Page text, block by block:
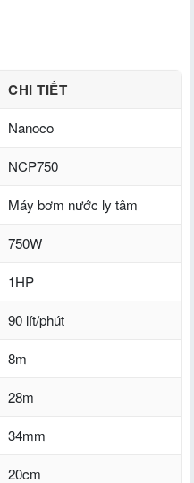
CHI TIẾT
Nanoco
NCP750
Máy bơm nước ly tâm
750W
1HP
90 lít/phút
8m
28m
34mm
20cm